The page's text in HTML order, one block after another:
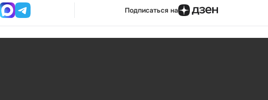
Подписаться на